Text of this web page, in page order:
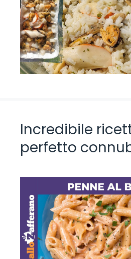
Incredibile
perfetto